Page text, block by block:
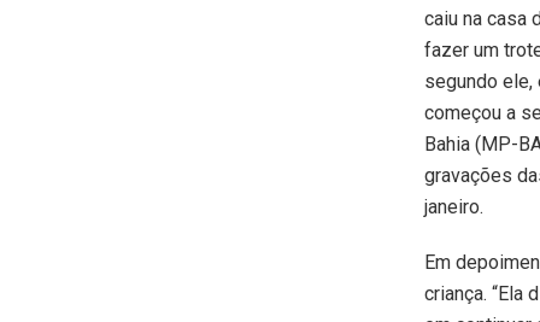
caiu na casa
fazer um
segundo
começou a
Bahia (MP-
gravações
janeiro.
Em
criança. “Ela